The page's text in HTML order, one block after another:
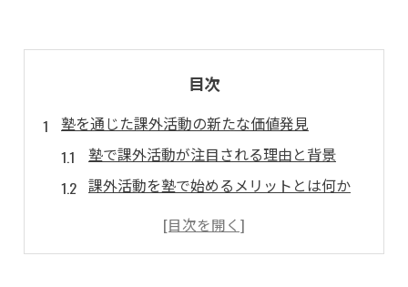
目次
塾を通じた課外活動の新たな価値発見
塾で課外活動が注目される理由と背景
課外活動を塾で始めるメリットとは何か
高校生が塾課外活動で得られる実践力